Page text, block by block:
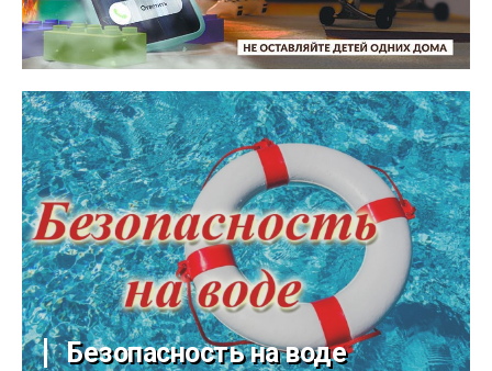
Безопасность на воде